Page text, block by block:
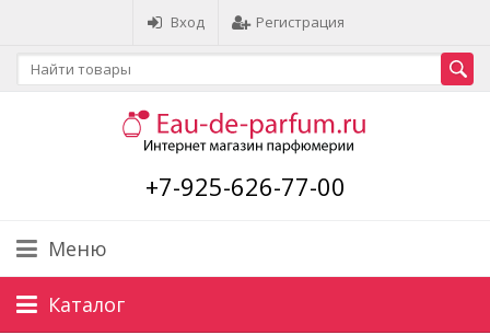
Вход Регистрация
+7-925-626-77-00
Меню
Каталог